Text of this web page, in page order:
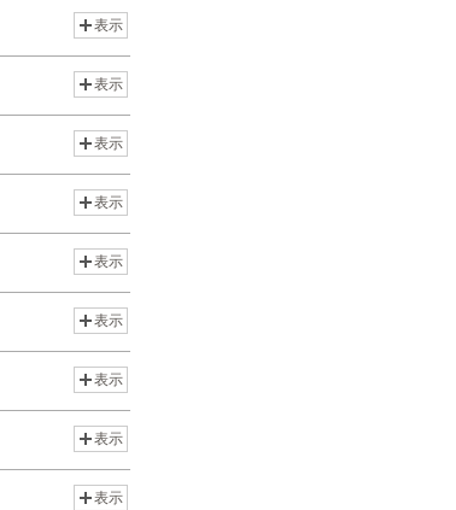
表示
表示
表示
表示
表示
表示
表示
表示
表示